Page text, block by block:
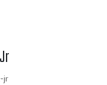
jr